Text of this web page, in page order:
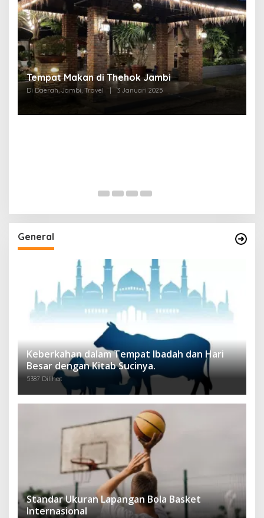
Tempat Makan di Thehok Jambi
Di Daerah, Jambi, Travel | 3 Januari 2025
General
Keberkahan dalam Tempat Ibadah dan Hari
Besar dengan Kitab Sucinya.
5387 Dilihat
Standar Ukuran Lapangan Bola Basket
Internasional